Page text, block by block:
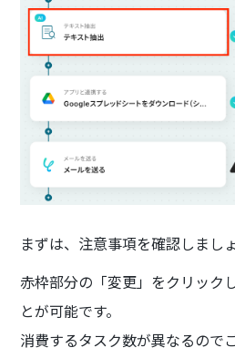
まずは、注意事項を確認しましょ
赤枠部分の「変更」をクリック
とが可能です。
消費するタスク数が異なるので